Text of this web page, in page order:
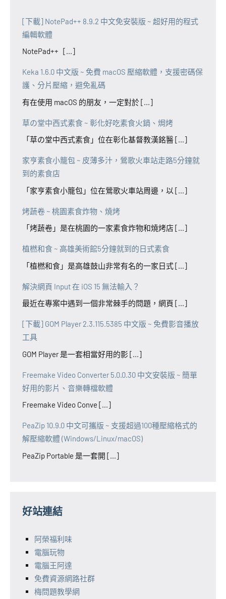
[下載] NotePad++ 8.9.2 中文免安裝版 ~ 超好用的程式
編輯軟體
NotePad++ [...]
Keka 1.6.0 中文版 ~ 免費 macOS 壓縮軟體，支援密碼保
護、分片壓縮，避免亂碼
有在使用 macOS 的朋友，一定對於 [...]
草の堂中西式素食 ~ 彰化好吃素食火鍋、焗烤
「草の堂中西式素食」位在彰化基督教漢銘醫 [...]
家亨素食小籠包 ~ 皮薄多汁，鶯歌火車站走路5分鐘就
到的素食店
「家亨素食小籠包」位在鶯歌火車站周邊，以 [...]
烤蔬卷 ~ 桃園素食炸物、燒烤
「烤蔬卷」是在桃園的一家素食炸物和燒烤店 [...]
植橪和食 ~ 高雄美術館5分鐘就到的日式素食
「植橪和食」是高雄鼓山非常有名的一家日式 [...]
解決網頁 Input 在 iOS 15 無法輸入？
最近在專案中遇到一個非常棘手的問題，網頁 [...]
[下載] GOM Player 2.3.115.5385 中文版 ~ 免費影音播放
工具
GOM Player 是一套相當好用的影 [...]
Freemake Video Converter 5.0.0.30 中文安裝版 ~ 簡單
好用的影片、音樂轉檔軟體
Freemake Video Conve [...]
PeaZip 10.9.0 中文可攜版 ~ 支援超過100種壓縮格式的
解壓縮軟體 (Windows/Linux/macOS)
PeaZip Portable 是一套開 [...]
好站連結
阿榮福利味
電腦玩物
電腦王阿達
免費資源網路社群
梅問題教學網